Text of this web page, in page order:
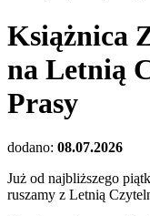
Książnica
na Letnią
Prasy
dodano: 08.07.2026
Już od najbliższego
ruszamy z Letnią